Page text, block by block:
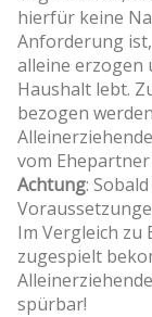
hierfür keine
Anforderung
alleine erzogen
Haushalt lebt.
bezogen
vom
Achtung:
Im Vergleich zu
zugespielt
spürbar!